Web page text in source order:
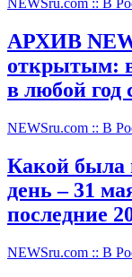
NEWSru.com :: В
АРХИВ
открытым:
в любой год
NEWSru.com :: В
Какой была
день – 31
последние
NEWSru.com :: В